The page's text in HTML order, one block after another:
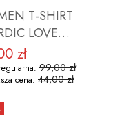
T-SHIRT
LOVE
zł
99,00 zł
cena: 44,00 zł